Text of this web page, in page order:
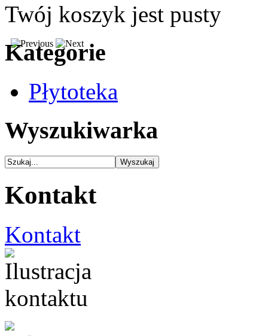
Twój koszyk jest pusty
Kategorie
Płytoteka
Wyszukiwarka
Kontakt
Kontakt